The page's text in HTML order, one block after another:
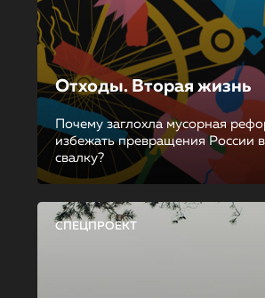
Отходы. Вторая жизнь
Почему заглохла мусорная
избежать превращения России
свалку?
СПЕЦПРОЕКТ